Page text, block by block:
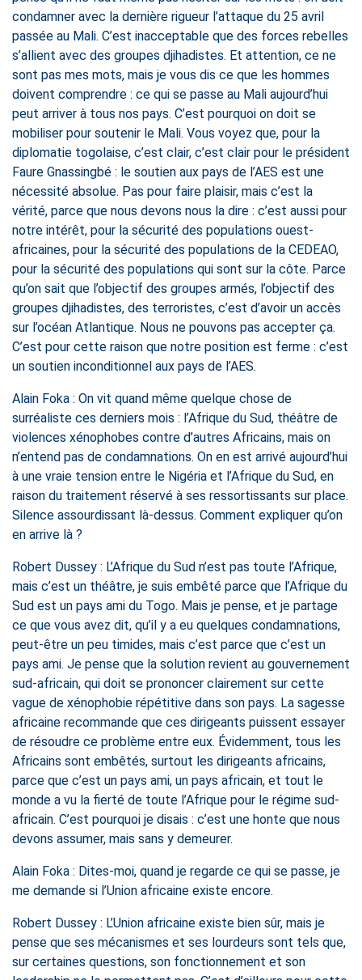
condamner avec la dernière rigueur l’attaque du 25 avril
passée au Mali. C’est inacceptable que des forces rebelles
s’allient avec des groupes djihadistes. Et attention, ce ne
sont pas mes mots, mais je vous dis ce que les hommes
doivent comprendre : ce qui se passe au Mali aujourd’hui
peut arriver à tous nos pays. C’est pourquoi on doit se
mobiliser pour soutenir le Mali. Vous voyez que, pour la
diplomatie togolaise, c’est clair, c’est clair pour le président
Faure Gnassingbé : le soutien aux pays de l’AES est une
nécessité absolue. Pas pour faire plaisir, mais c’est la
vérité, parce que nous devons nous la dire : c’est aussi pour
notre intérêt, pour la sécurité des populations ouest-
africaines, pour la sécurité des populations de la CEDEAO,
pour la sécurité des populations qui sont sur la côte. Parce
qu’on sait que l’objectif des groupes armés, l’objectif des
groupes djihadistes, des terroristes, c’est d’avoir un accès
sur l’océan Atlantique. Nous ne pouvons pas accepter ça.
C’est pour cette raison que notre position est ferme : c’est
un soutien inconditionnel aux pays de l’AES.
Alain Foka : On vit quand même quelque chose de
surréaliste ces derniers mois : l’Afrique du Sud, théâtre de
violences xénophobes contre d’autres Africains, mais on
n’entend pas de condamnations. On en est arrivé aujourd’hui
à une vraie tension entre le Nigéria et l’Afrique du Sud, en
raison du traitement réservé à ses ressortissants sur place.
Silence assourdissant là-dessus. Comment expliquer qu’on
en arrive là ?
Robert Dussey : L’Afrique du Sud n’est pas toute l’Afrique,
mais c’est un théâtre, je suis embêté parce que l’Afrique du
Sud est un pays ami du Togo. Mais je pense, et je partage
ce que vous avez dit, qu’il y a eu quelques condamnations,
peut-être un peu timides, mais c’est parce que c’est un
pays ami. Je pense que la solution revient au gouvernement
sud-africain, qui doit se prononcer clairement sur cette
vague de xénophobie répétitive dans son pays. La sagesse
africaine recommande que ces dirigeants puissent essayer
de résoudre ce problème entre eux. Évidemment, tous les
Africains sont embêtés, surtout les dirigeants africains,
parce que c’est un pays ami, un pays africain, et tout le
monde a vu la fierté de toute l’Afrique pour le régime sud-
africain. C’est pourquoi je disais : c’est une honte que nous
devons assumer, mais sans y demeurer.
Alain Foka : Dites-moi, quand je regarde ce qui se passe, je
me demande si l’Union africaine existe encore.
Robert Dussey : L’Union africaine existe bien sûr, mais je
pense que ses mécanismes et ses lourdeurs sont tels que,
sur certaines questions, son fonctionnement et son